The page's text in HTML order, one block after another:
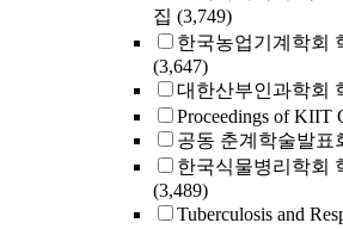
집 (3,749)
한국농업기계학회
(3,647)
대한산부인과학회
Proceedings of KIIT
공동 춘계학술발표
한국식물병리학회
(3,489)
Tuberculosis and